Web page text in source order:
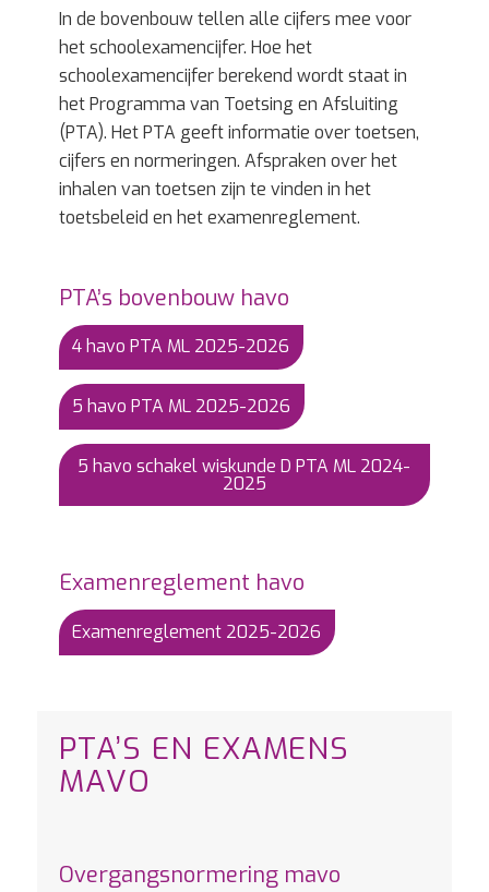
In de bovenbouw tellen alle cijfers mee voor
het schoolexamencijfer. Hoe het
schoolexamencijfer berekend wordt staat in
het Programma van Toetsing en Afsluiting
(PTA). Het PTA geeft informatie over toetsen,
cijfers en normeringen. Afspraken over het
inhalen van toetsen zijn te vinden in het
toetsbeleid en het examenreglement.
PTA’s bovenbouw havo
4 havo PTA ML 2025-2026
5 havo PTA ML 2025-2026
5 havo schakel wiskunde D PTA ML 2024-
2025
Examenreglement havo
Examenreglement 2025-2026
PTA’S EN EXAMENS
MAVO
Overgangsnormering mavo